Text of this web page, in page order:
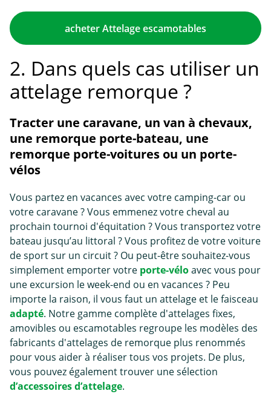
acheter Attelage escamotables
2. Dans quels cas utiliser un
attelage remorque ?
Tracter une caravane, un van à chevaux,
une remorque porte-bateau, une
remorque porte-voitures ou un porte-
vélos
Vous partez en vacances avec votre camping-car ou
votre caravane ? Vous emmenez votre cheval au
prochain tournoi d'équitation ? Vous transportez votre
bateau jusqu’au littoral ? Vous profitez de votre voiture
de sport sur un circuit ? Ou peut-être souhaitez-vous
simplement emporter votre porte-véloavec vous pour
une excursion le week-end ou en vacances ? Peu
importe la raison, il vous faut un attelage et le faisceau
adapté. Notre gamme complète d'attelages fixes,
amovibles ou escamotables regroupe les modèles des
fabricants d'attelages de remorque plus renommés
pour vous aider à réaliser tous vos projets. De plus,
vous pouvez également trouver une sélection
d’accessoires d’attelage.